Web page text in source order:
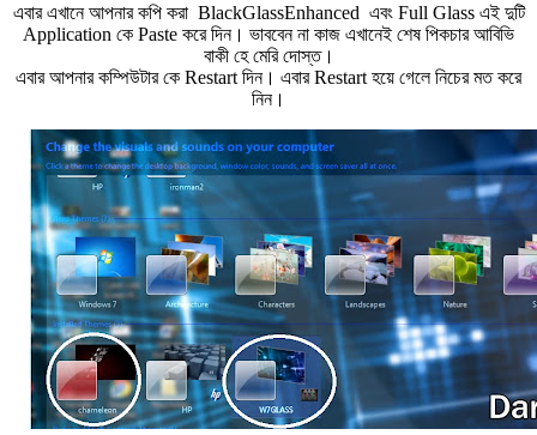
এবার এখানে আপনার কপি করা BlackGlassEnhanced এবং Full Glass এই দুটি
Application কে Paste করে দিন। ভাববেন না কাজ এখানেই শেষ পিকচার আবিভি
বাকী হে মেরি দোস্ত।
এবার আপনার কম্পিউটার কে Restart দিন। এবার Restart হয়ে গেলে নিচের মত করে
নিন।